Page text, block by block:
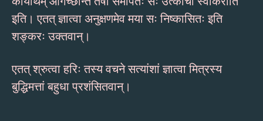
इति। एतत् ज्ञात्वा अनुक्षणमेव मया सः निष्कासितः इति
शङ्करः उक्तवान्।
एतत् श्रुत्वा हरिः तस्य वचने सत्यांशां ज्ञात्वा मित्रस्य
बुद्धिमत्तां बहुधा प्रशंसितवान्।